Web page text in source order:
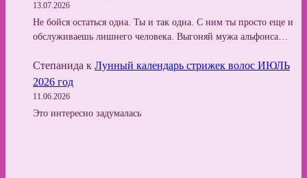
13.07.2026
Не бойся остаться одна. Ты и так одна. С ним ты просто еще и
обслуживаешь лишнего человека. Выгоняй мужа альфонса…
Степанида к Лунный календарь стрижек волос ИЮЛЬ
2026 год
11.06.2026
Это интересно задумалась